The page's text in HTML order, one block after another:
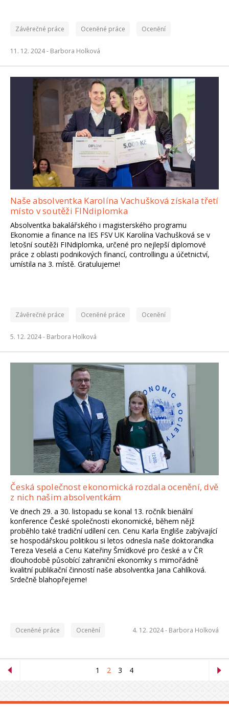
Závěrečné práce Oceněné práce Ocenění
11. 12. 2024 - Barbora Holková
Naše absolventka Karolína Vachušková získala třetí
místo v soutěži FINdiplomka
Absolventka bakalářského i magisterského programu
Ekonomie a finance na IES FSV UK Karolína Vachušková se v
letošní soutěži FINdiplomka, určené pro nejlepší diplomové
práce z oblasti podnikových financí, controllingu a účetnictví,
umístila na 3. místě. Gratulujeme!
Závěrečné práce Oceněné práce Ocenění
5. 12. 2024 - Barbora Holková
Česká společnost ekonomická rozdala ocenění, dvě
z nich našim absolventkám
Ve dnech 29. a 30. listopadu se konal 13. ročník bienální
konference České společnosti ekonomické, během nějž
proběhlo také tradiční udílení cen. Cenu Karla Engliše zabývající
se hospodářskou politikou si letos odnesla naše doktorandka
Tereza Veselá a Cenu Kateřiny Šmídkové pro české a v ČR
dlouhodobě působící zahraniční ekonomky s mimořádně
kvalitní publikační činností naše absolventka Jana Cahlíková.
Srdečně blahopřejeme!
Oceněné práce Ocenění 4. 12. 2024 - Barbora Holková
1 2 3 4